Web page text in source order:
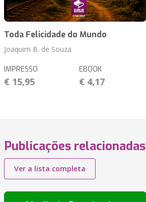
Toda Felicidade do Mundo
Joaquim B. de Souza
IMPRESSO
€ 15,95
EBOOK
€ 4,17
Publicações relacionadas
Ver a lista completa